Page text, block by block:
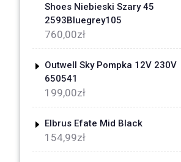
Shoes Niebieski Szary 45
2593Bluegrey105
760,00zł
Outwell Sky Pompka 12V 230V
650541
199,00zł
Elbrus Efate Mid Black
154,99zł